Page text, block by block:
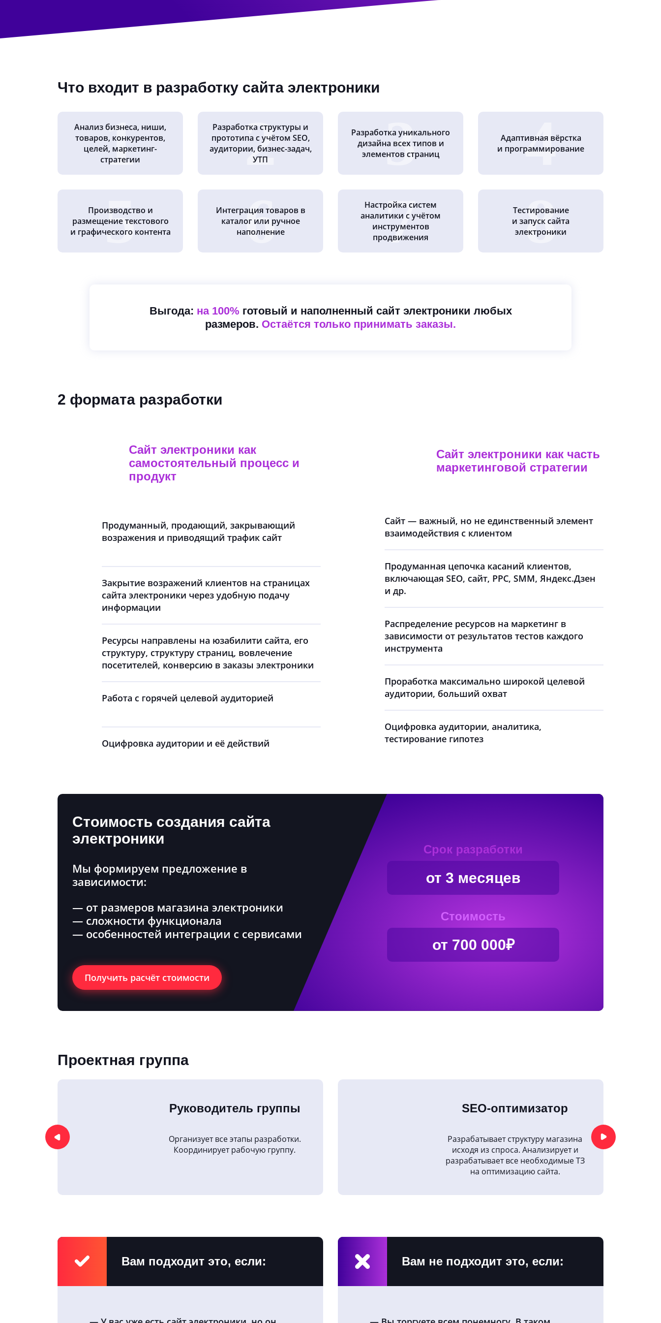
Что входит в разработку сайта электроники
Анализ бизнеса, ниши,
товаров, конкурентов,
целей, маркетинг-
стратегии
Разработка структуры и
прототипа с учётом SEO,
аудитории, бизнес-задач,
УТП
Разработка уникального
дизайна всех типов и
элементов страниц
Адаптивная вёрстка
и программирование
Производство и
размещение текстового
и графического контента
Интеграция товаров в
каталог или ручное
наполнение
Настройка систем
аналитики с учётом
инструментов
продвижения
Тестирование
и запуск сайта
электроники
Выгода: на 100% готовый и наполненный сайт электроники любых
размеров. Остаётся только принимать заказы.
2 формата разработки
Сайт электроники как
самостоятельный процесс и
продукт
Продуманный, продающий, закрывающий
возражения и приводящий трафик сайт
Закрытие возражений клиентов на страницах
сайта электроники через удобную подачу
информации
Ресурсы направлены на юзабилити сайта, его
структуру, структуру страниц, вовлечение
посетителей, конверсию в заказы электроники
Работа с горячей целевой аудиторией
Оцифровка аудитории и её действий
Сайт электроники как часть
маркетинговой стратегии
Сайт — важный, но не единственный элемент
взаимодействия с клиентом
Продуманная цепочка касаний клиентов,
включающая SEO, сайт, PPC, SMM, Яндекс.Дзен
и др.
Распределение ресурсов на маркетинг в
зависимости от результатов тестов каждого
инструмента
Проработка максимально широкой целевой
аудитории, больший охват
Оцифровка аудитории, аналитика,
тестирование гипотез
Стоимость создания сайта
электроники
Мы формируем предложение в
зависимости:
— от размеров магазина электроники
— сложности функционала
— особенностей интеграции с сервисами
Получить расчёт стоимости
Срок разработки
от 3 месяцев
Стоимость
от 700 000₽
Проектная группа
Руководитель группы
Организует все этапы разработки.
Координирует рабочую группу.
SEO-оптимизатор
Разрабатывает структуру магазина
исходя из спроса. Анализирует и
разрабатывает все необходимые ТЗ
на оптимизацию сайта.
Вам подходит это, если: Вам не подходит это, если: